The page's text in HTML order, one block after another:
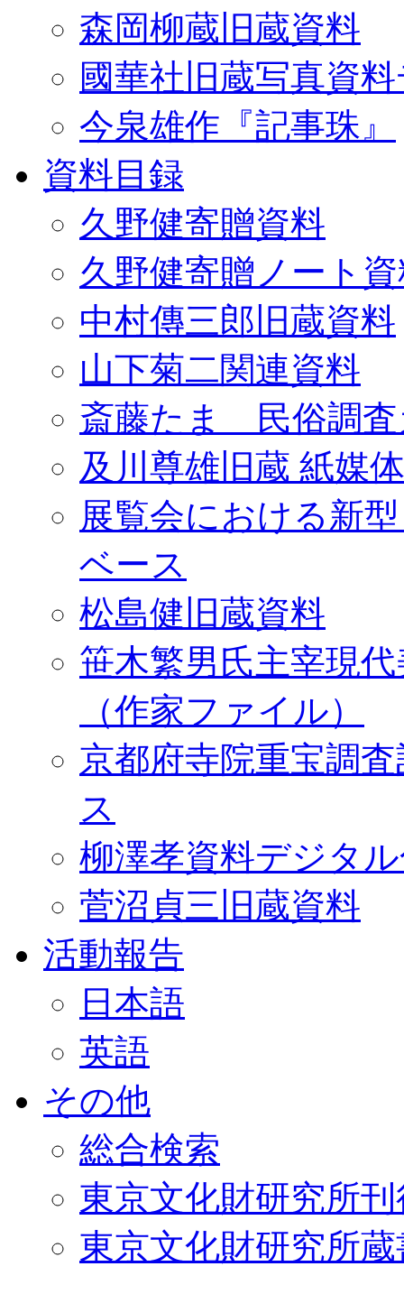
森岡柳蔵旧蔵資料
國華社旧蔵写真資
今泉雄作『記事珠』
資料目録
久野健寄贈資料
久野健寄贈ノート
中村傳三郎旧蔵資料
山下菊二関連資料
斎藤たま 民俗調査
及川尊雄旧蔵 紙媒
展覧会における新
ベース
松島健旧蔵資料
笹木繁男氏主宰現
（作家ファイル）
京都府寺院重宝調
ス
柳澤孝資料デジタ
菅沼貞三旧蔵資料
活動報告
日本語
英語
その他
総合検索
東京文化財研究所
東京文化財研究所